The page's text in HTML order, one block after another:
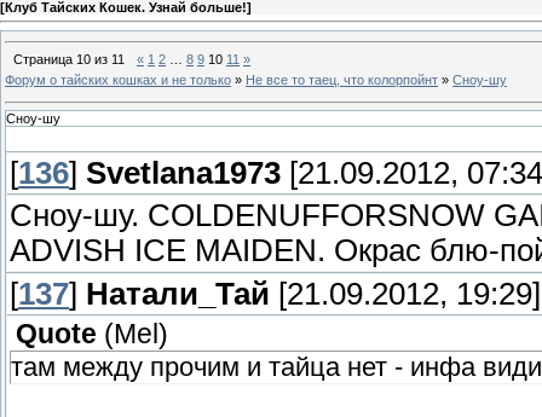
[Клуб Тайских Кошек. Узнай больше!]
Страница 10 из 11 « 1 2 8 9 10 11 »
Форум о тайских кошках и не только » Не все то таец, что колорпойнт » Сноу-шу
Сноу-шу
[136] Svetlana1973 [21.09.2012,
Сноу-шу. COLDENUFFORSNOW
ADVISH ICE MAIDEN. Окрас блю-
[137] Натали_Тай [21.09.2012, 19:29]
Quote (Mel )
там между прочим и тайца нет - инфа